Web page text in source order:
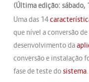
(Última edição: sábado,
Uma das 14
que nível a conversão
desenvolvimento da
conversão e instalação
fase de teste dosistema.